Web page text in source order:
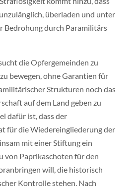
überladen und unter
Bedrohung durch Paramilitärs
die Opfergemeinden zu
bewegen, ohne Garantien für
Strukturen noch das
auf dem Land geben zu
dafür ist, dass der
für die Wiedereingliederung der
mit einer Stiftung ein
von Paprikaschoten für den
will, die historisch
Kontrolle stehen. Nach